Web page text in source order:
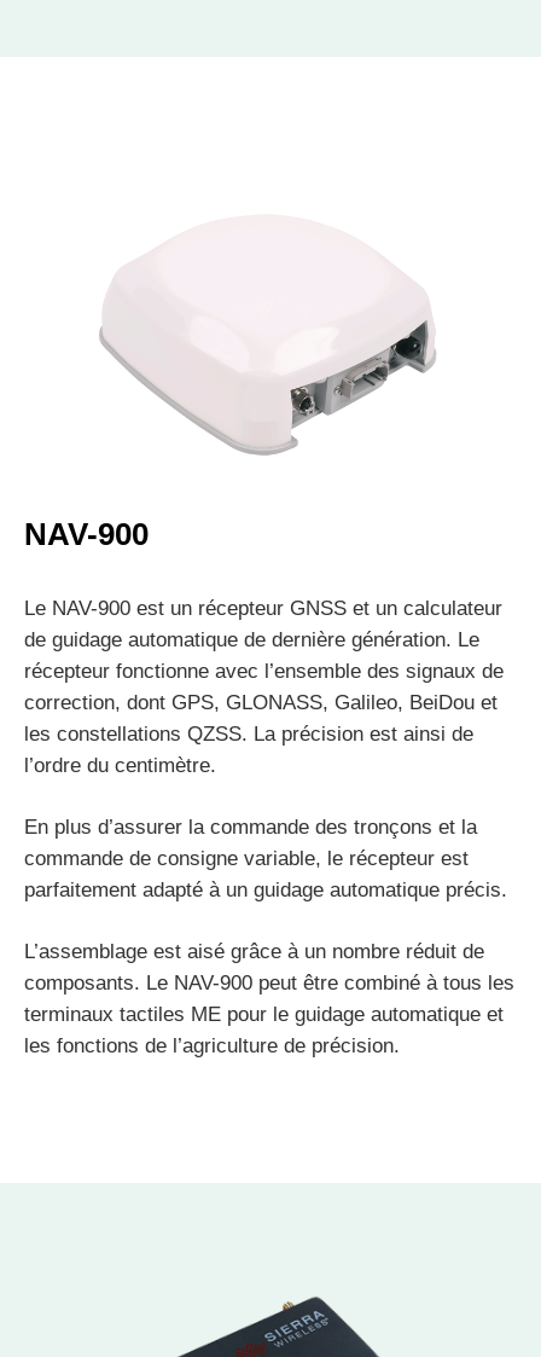
NAV-900
Le NAV-900 est un récepteur GNSS et un calculateur
de guidage automatique de dernière génération. Le
récepteur fonctionne avec l’ensemble des signaux de
correction, dont GPS, GLONASS, Galileo, BeiDou et
les constellations QZSS. La précision est ainsi de
l’ordre du centimètre.
En plus d’assurer la commande des tronçons et la
commande de consigne variable, le récepteur est
parfaitement adapté à un guidage automatique précis.
L’assemblage est aisé grâce à un nombre réduit de
composants. Le NAV-900 peut être combiné à tous les
terminaux tactiles ME pour le guidage automatique et
les fonctions de l’agriculture de précision.